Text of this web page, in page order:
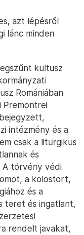
azt lépésről
lánc minden
kultusz
Romániában
Premontrei
intézmény és a
csak a liturgikus
és
A törvény védi
a kolostort,
és a
teret és ingatlant,
rendelt javakat,